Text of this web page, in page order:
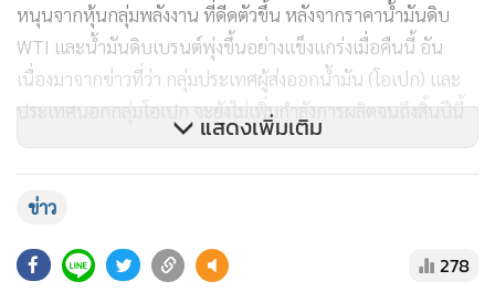
หนุนจากหุ้นกลุ่มพลังงาน ที่ดีดตัวขึ้น หลังจากราคาน้ำมันดิบ
WTI และน้ำมันดิบเบรนต์พุ่งขึ้นอย่างแข็งแกร่งเมื่อคืนนี้ อัน
เนื่องมาจากข่าวที่ว่า กลุ่มประเทศผู้ส่งออกน้ำมัน (โอเปก) และ
ประเทศนอกกลุ่มโอเปก จะยังไม่เพิ่มกำลังการผลิตจนถึงสิ้นปีนี้
ทั้งนี้ ดัชนี FTSE 100 ตลาดหุ้นลอนดอน ปิดที่ 7,689.57 จุด
เพิ่มขึ้น 56.93 จุด หรือ +0.75%
- สัญญาน้ำมันดิบเวสต์เท็กซัส (WTI) ตลาดนิวยอร์กปิดพุ่งขึ้น
แสดงเพิ่มเติม
ข่าว
278